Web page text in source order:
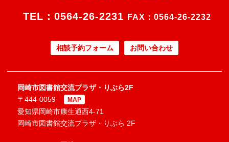
TEL： 0564-26-2231 FAX：0564-26-2232
相談予約フォーム お問い合わせ
岡崎市図書館交流プラザ・りぶら2F
〒444-0059
MAP
愛知県岡崎市康生通西4-71
岡崎市図書館交流プラザ・りぶら 2F